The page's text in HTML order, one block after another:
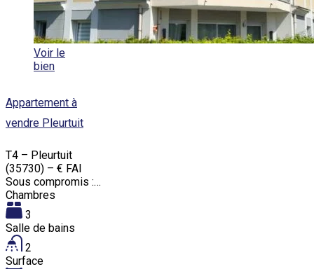
Voir le
bien
Appartement à
vendre Pleurtuit
T4 – Pleurtuit
(35730) – € FAI
Sous compromis :…
Chambres
3
Salle de bains
2
Surface